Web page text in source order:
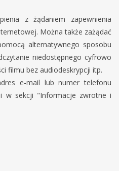
z żądaniem zapewnienia
Można także zażądać
alternatywnego sposobu
niedostępnego cyfrowo
filmu bez audiodeskrypcji itp.
e-mail lub numer telefonu
w sekcji "Informacje zwrotne i